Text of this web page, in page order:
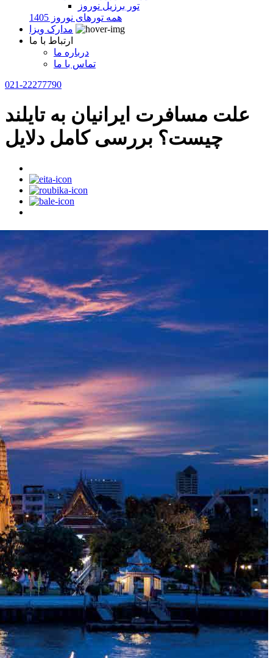
تور برزیل نوروز
همه تورهای نوروز 1405
مدارک ویزا
ارتباط با ما
درباره ما
تماس با ما
021-22277790
علت مسافرت ایرانیان به تایلند
چیست؟ بررسی کامل دلایل